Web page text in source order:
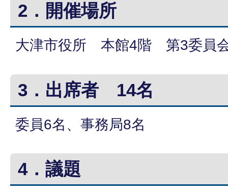
2．開催場所
大津市役所 本館4階 第3委員
3．出席者 14名
委員6名、事務局8名
4．議題